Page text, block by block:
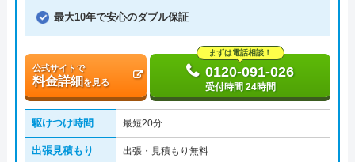
最大10年で安心のダブル保証
公式サイトで
料金詳細を見る
まずは電話相談！
0120-091-026
受付時間 24時間
駆けつけ時間 最短20分
出張見積もり 出張・見積もり無料